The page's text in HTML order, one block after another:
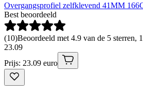
Overgangsprofiel zelfklevend 41MM
Best beoordeeld
(10)Beoordeeld met 4.9 van de 5 sterren,
23.09
Prijs: 23.09 euro